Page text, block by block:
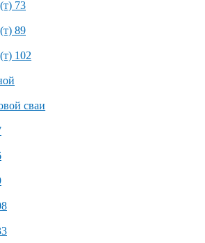
73
89
102
сваи